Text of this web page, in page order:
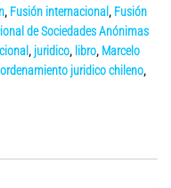
, Fusión internacional , Fusión
de Sociedades Anónimas
, juridico, libro, Marcelo
ordenamiento juridico chileno,